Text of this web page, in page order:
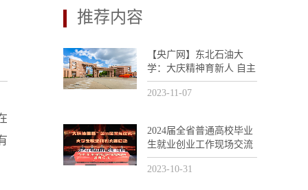
推荐内容
【央广网】东北石油大
学：大庆精神育新人 自主
创新助发展
2023-11-07
2024届全省普通高校毕业
生就业创业工作现场交流
活动暨“大庆油田杯”第11
届黑龙江省大学生职业规
2023-10-31